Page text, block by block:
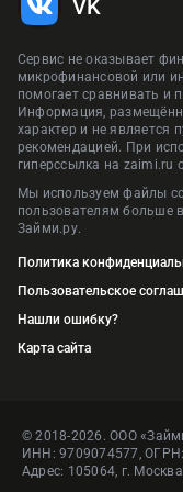
Сервис не оказывает
микрофинансовой или
помогает сравнивать и
Информация,
характер и не является
рекомендацией. При
гиперссылка на zaimi.ru
Мы используем файлы
пользователям больше
Займи.ру.
Политика
Пользовательское
Нашли ошибку?
Карта сайта
VK
© 2018-2026. ООО
ИНН: 9709074577,
Адрес: 105064, г.